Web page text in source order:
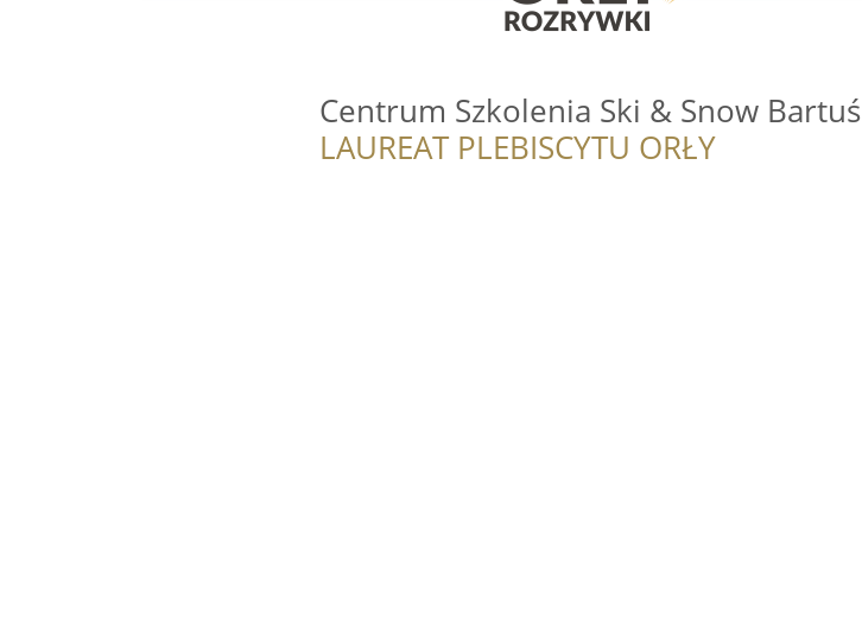
Centrum Szkolenia Ski & Snow Bartuś
LAUREAT PLEBISCYTU ORŁY